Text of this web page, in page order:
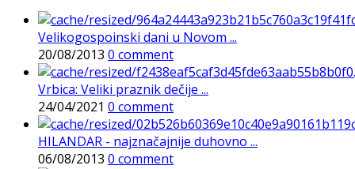
Velikogospoinski dani u Novom ...
20/08/2013 0 comment
Vrbica: Veliki praznik dečije ...
24/04/2021 0 comment
HILANDAR - najznačajnije duhovno ...
06/08/2013 0 comment